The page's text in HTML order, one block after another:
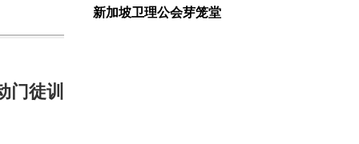
门徒训
新加坡卫理公会芽笼堂